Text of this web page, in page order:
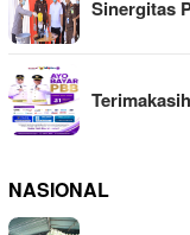
Sinergitas
NASIONAL